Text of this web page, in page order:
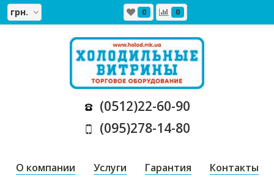
грн. 0 0
(0512)22-60-90
(095)278-14-80
О компании Услуги Гарантия
Контакты